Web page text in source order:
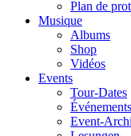
Plan de
Musique
Albums
Shop
Vidéos
Events
Tour-Dates
Event-